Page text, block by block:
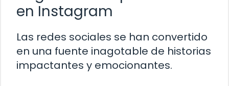
en Instagram
Las redes sociales se han convertido
en una fuente inagotable de historias
impactantes y emocionantes.